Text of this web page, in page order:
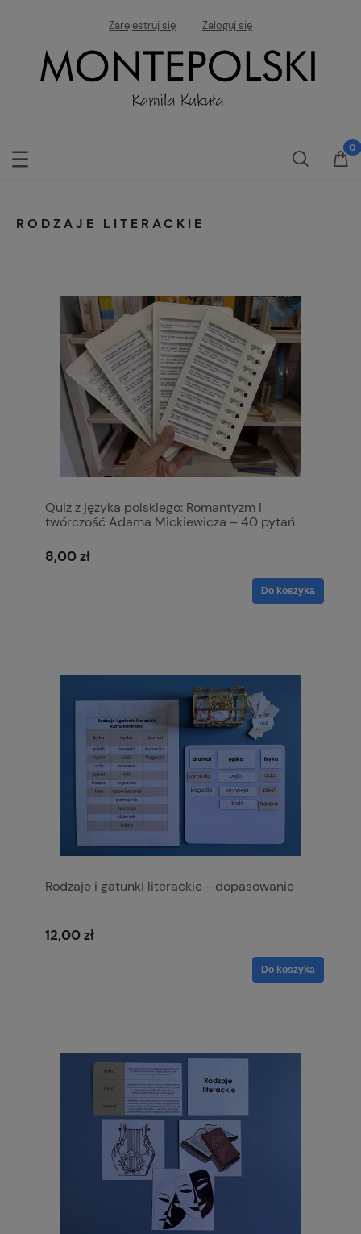
Zarejestruj się Zaloguj się
RODZAJE LITERACKIE
Quiz z języka polskiego: Romantyzm i
twórczość Adama Mickiewicza – 40 pytań
8,00 zł
Do koszyka
Rodzaje i gatunki literackie - dopasowanie
12,00 zł
Do koszyka